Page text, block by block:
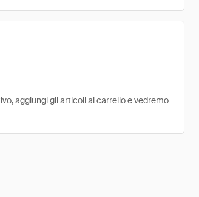
aggiungi gli articoli al carrello e vedremo